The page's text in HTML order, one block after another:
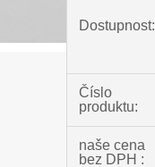
Dostupnost:
Číslo
produktu:
naše cena
bez DPH :